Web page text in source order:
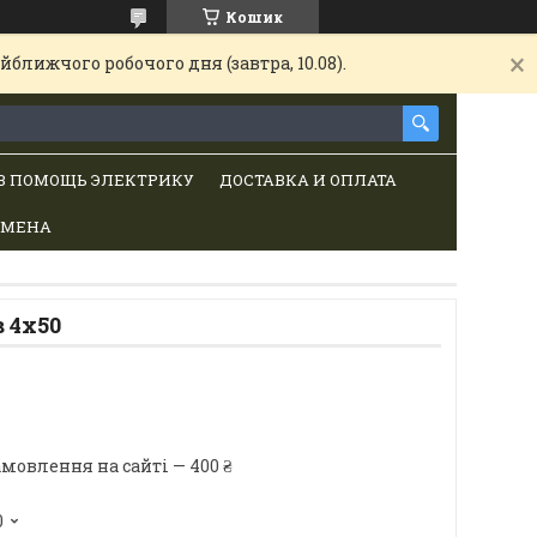
Кошик
робочого дня (завтра, 10.08).
ПОМОЩЬ ЭЛЕКТРИКУ ДОСТАВКА И ОПЛАТА
на сайті — 400 ₴